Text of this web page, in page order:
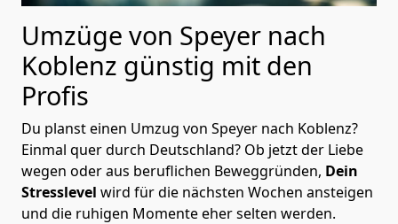
Umzüge von Speyer nach
Koblenz günstig mit den
Profis
Du planst einen Umzug von Speyer nach Koblenz?
Einmal quer durch Deutschland? Ob jetzt der Liebe
wegen oder aus beruflichen Beweggründen, Dein
Stresslevel wird für die nächsten Wochen ansteigen
und die ruhigen Momente eher selten werden.